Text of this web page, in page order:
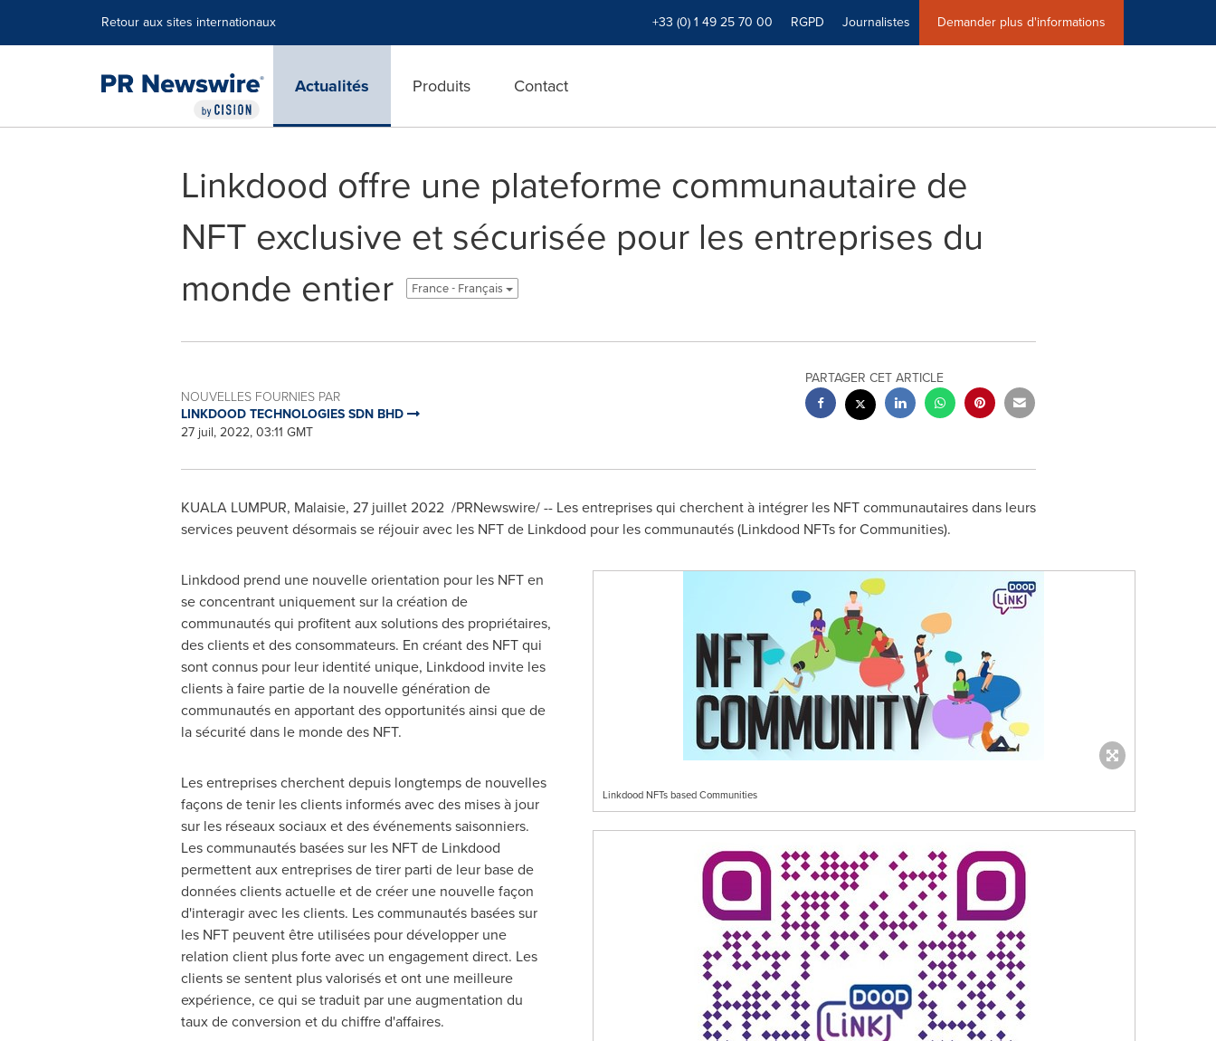
Retour aux sites internationaux +33 (0) 1 49 25 70 00 RGPD Journalistes Demander plus d'informations
Actualités Produits Contact
Linkdood offre une plateforme communautaire de
NFT exclusive et sécurisée pour les entreprises du
monde entier
France - Français
NOUVELLES FOURNIES PAR
LINKDOOD TECHNOLOGIES SDN BHD
27 juil, 2022, 03:11 GMT
PARTAGER CET ARTICLE
KUALA LUMPUR, Malaisie, 27 juillet 2022/PRNewswire/ -- Les entreprises qui cherchent à intégrer les NFT communautaires dans leurs
services peuvent désormais se réjouir avec les NFT de Linkdood pour les communautés (Linkdood NFTs for Communities).
Linkdood NFTs based Communities
Linkdood prend une nouvelle orientation pour les NFT en
se concentrant uniquement sur la création de
communautés qui profitent aux solutions des propriétaires,
des clients et des consommateurs. En créant des NFT qui
sont connus pour leur identité unique, Linkdood invite les
clients à faire partie de la nouvelle génération de
communautés en apportant des opportunités ainsi que de
la sécurité dans le monde des NFT.
Les entreprises cherchent depuis longtemps de nouvelles
façons de tenir les clients informés avec des mises à jour
sur les réseaux sociaux et des événements saisonniers.
Les communautés basées sur les NFT de Linkdood
permettent aux entreprises de tirer parti de leur base de
données clients actuelle et de créer une nouvelle façon
d'interagir avec les clients. Les communautés basées sur
les NFT peuvent être utilisées pour développer une
relation client plus forte avec un engagement direct. Les
clients se sentent plus valorisés et ont une meilleure
expérience, ce qui se traduit par une augmentation du
taux de conversion et du chiffre d'affaires.